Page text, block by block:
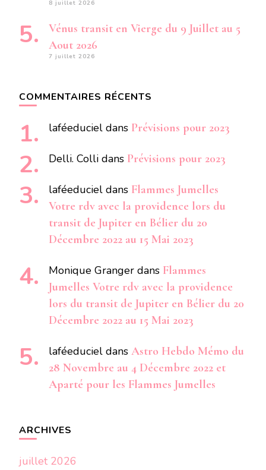
8 juillet 2026
Vénus transit en Vierge du 9 Juillet au 5
Aout 2026
7 juillet 2026
COMMENTAIRES RÉCENTS
laféeduciel dans Prévisions pour 2023
Delli. Colli dans Prévisions pour 2023
laféeduciel dans Flammes Jumelles
Votre rdv avec la providence lors du
transit de Jupiter en Bélier du 20
Décembre 2022 au 15 Mai 2023
Monique Granger dans Flammes
Jumelles Votre rdv avec la providence
lors du transit de Jupiter en Bélier du 20
Décembre 2022 au 15 Mai 2023
laféeduciel dans Astro Hebdo Mémo du
28 Novembre au 4 Décembre 2022 et
Aparté pour les Flammes Jumelles
ARCHIVES
juillet 2026